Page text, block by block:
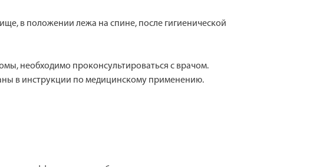
в положении лежа на спине, после гигиенической
необходимо проконсультироваться с врачом.
в инструкции по медицинскому применению.